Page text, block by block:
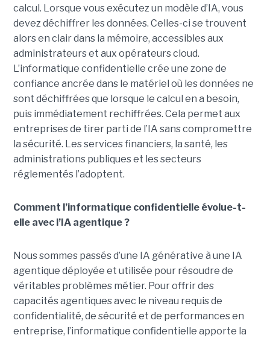
calcul. Lorsque vous exécutez un modèle d’IA, vous
devez déchiffrer les données. Celles-ci se trouvent
alors en clair dans la mémoire, accessibles aux
administrateurs et aux opérateurs cloud.
L’informatique confidentielle crée une zone de
confiance ancrée dans le matériel où les données ne
sont déchiffrées que lorsque le calcul en a besoin,
puis immédiatement rechiffrées. Cela permet aux
entreprises de tirer parti de l’IA sans compromettre
la sécurité. Les services financiers, la santé, les
administrations publiques et les secteurs
réglementés l’adoptent.
Comment l’informatique confidentielle évolue-t-
elle avec l’IA agentique ?
Nous sommes passés d’une IA générative à une IA
agentique déployée et utilisée pour résoudre de
véritables problèmes métier. Pour offrir des
capacités agentiques avec le niveau requis de
confidentialité, de sécurité et de performances en
entreprise, l’informatique confidentielle apporte la